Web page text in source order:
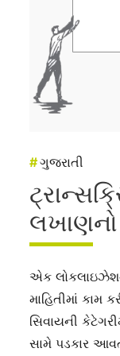
#ગુજરાતી
એક
માહિતીમાં કામ
સિવાયની
સામે પડકાર